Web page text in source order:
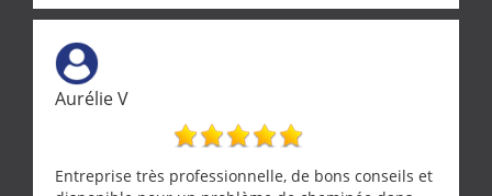
récupérateur d'eau, tout a été parfaitement mis en
œuvre sans besoin d'y revenir. confiance assurée.
Aurélie V
Entreprise très professionnelle, de bons conseils et